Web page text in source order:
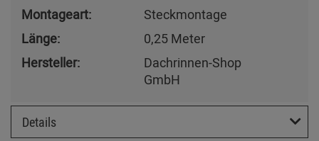
Montageart:
Steckmontage
Länge:
0,25 Meter
Hersteller:
Dachrinnen-Shop
GmbH
Details